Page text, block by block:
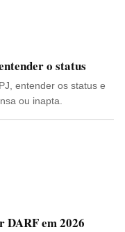
o status
entender os status e
ou inapta.
em 2026